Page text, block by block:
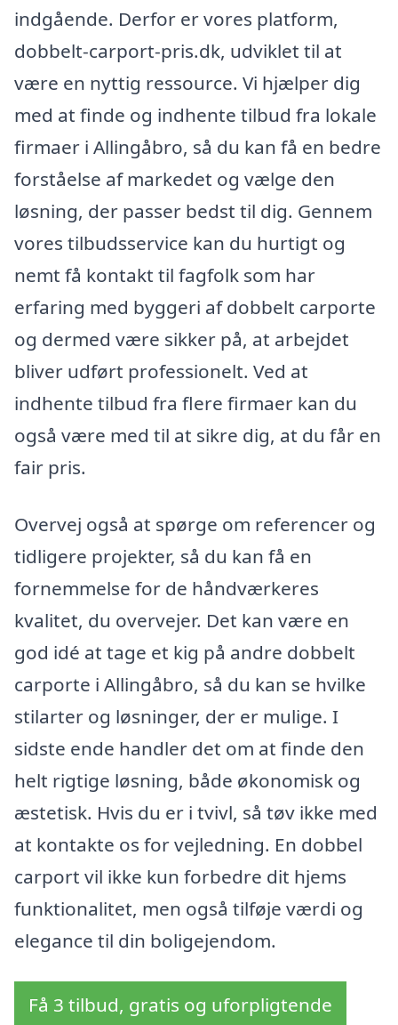
indgående. Derfor er vores platform,
dobbelt-carport-pris.dk, udviklet til at
være en nyttig ressource. Vi hjælper dig
med at finde og indhente tilbud fra lokale
firmaer i Allingåbro, så du kan få en bedre
forståelse af markedet og vælge den
løsning, der passer bedst til dig. Gennem
vores tilbudsservice kan du hurtigt og
nemt få kontakt til fagfolk som har
erfaring med byggeri af dobbelt carporte
og dermed være sikker på, at arbejdet
bliver udført professionelt. Ved at
indhente tilbud fra flere firmaer kan du
også være med til at sikre dig, at du får en
fair pris.
Overvej også at spørge om referencer og
tidligere projekter, så du kan få en
fornemmelse for de håndværkeres
kvalitet, du overvejer. Det kan være en
god idé at tage et kig på andre dobbelt
carporte i Allingåbro, så du kan se hvilke
stilarter og løsninger, der er mulige. I
sidste ende handler det om at finde den
helt rigtige løsning, både økonomisk og
æstetisk. Hvis du er i tvivl, så tøv ikke med
at kontakte os for vejledning. En dobbel
carport vil ikke kun forbedre dit hjems
funktionalitet, men også tilføje værdi og
elegance til din boligejendom.
Få 3 tilbud, gratis og uforpligtende